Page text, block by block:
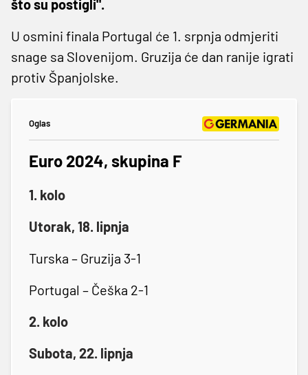
što su postigli".
U osmini finala Portugal će 1. srpnja odmjeriti
snage sa Slovenijom. Gruzija će dan ranije igrati
protiv Španjolske.
Oglas
Euro 2024, skupina F
1. kolo
Utorak, 18. lipnja
Turska – Gruzija 3-1
Portugal – Češka 2-1
2. kolo
Subota, 22. lipnja